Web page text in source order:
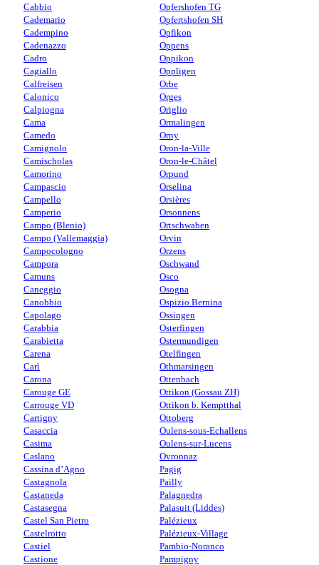
Cabbio
Cademario
Cadempino
Cadenazzo
Cadro
Cagiallo
Calfreisen
Calonico
Calpiogna
Cama
Camedo
Camignolo
Camischolas
Camorino
Campascio
Campello
Camperio
Campo (Blenio)
Campo (Vallemaggia)
Campocologno
Campora
Camuns
Caneggio
Canobbio
Capolago
Carabbia
Carabietta
Carena
Carì
Carona
Carouge GE
Carrouge VD
Cartigny
Casaccia
Casima
Caslano
Cassina d’Agno
Castagnola
Castaneda
Castasegna
Castel San Pietro
Castelrotto
Castiel
Castione
Opfershofen TG
Opfertshofen SH
Opfikon
Oppens
Oppikon
Oppligen
Orbe
Orges
Origlio
Ormalingen
Orny
Oron-la-Ville
Oron-le-Châtel
Orpund
Orselina
Orsières
Orsonnens
Ortschwaben
Orvin
Orzens
Oschwand
Osco
Osogna
Ospizio Bernina
Ossingen
Osterfingen
Ostermundigen
Otelfingen
Othmarsingen
Ottenbach
Ottikon (Gossau ZH)
Ottikon b. Kemptthal
Ottoberg
Oulens-sous-Echallens
Oulens-sur-Lucens
Ovronnaz
Pagig
Pailly
Palagnedra
Palasuit (Liddes)
Palézieux
Palézieux-Village
Pambio-Noranco
Pampigny